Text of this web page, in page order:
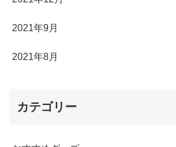
2021年9月
2021年8月
カテゴリー